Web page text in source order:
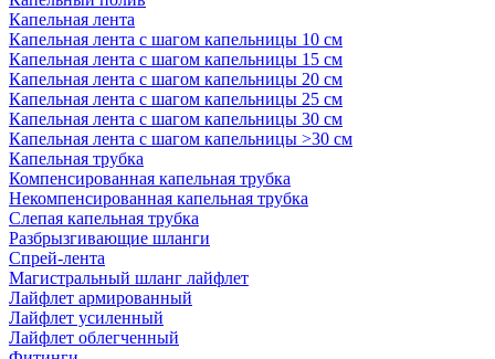
Капельная лента
Капельная лента с шагом капельницы 10 см
Капельная лента с шагом капельницы 15 см
Капельная лента с шагом капельницы 20 см
Капельная лента с шагом капельницы 25 см
Капельная лента с шагом капельницы 30 см
Капельная лента с шагом капельницы >30 см
Капельная трубка
Компенсированная капельная трубка
Некомпенсированная капельная трубка
Слепая капельная трубка
Разбрызгивающие шланги
Спрей-лента
Магистральный шланг лайфлет
Лайфлет армированный
Лайфлет усиленный
Лайфлет облегченный